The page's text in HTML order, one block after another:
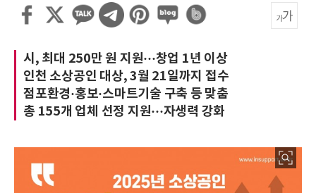
시, 최대 250만 원 지원···창업 1년 이상
인천 소상공인 대상, 3월 21일까지 접수
점포환경·홍보·스마트기술 구축 등 맞춤
총 155개 업체 선정 지원···자생력 강화